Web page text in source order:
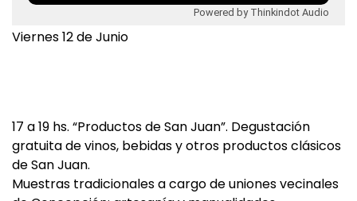
Powered by Thinkindot Audio
Viernes 12 de Junio
17 a 19 hs. “Productos de San Juan”. Degustación
gratuita de vinos, bebidas y otros productos clásicos
de San Juan.
Muestras tradicionales a cargo de uniones vecinales